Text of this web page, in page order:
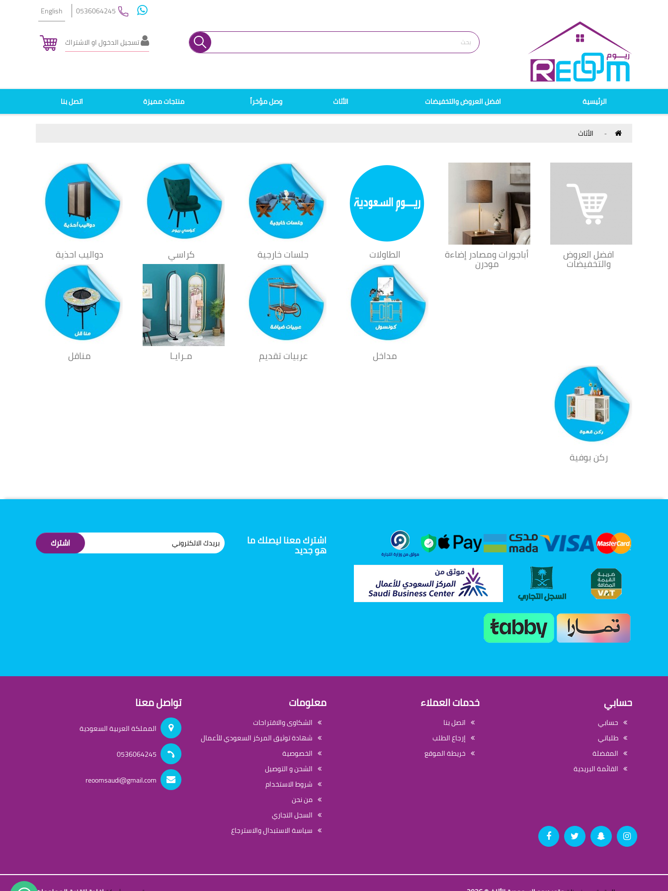
0536064245
English
الرئيسية افضل العروض والتخفيضات الأثاث وصل مؤخراً منتجات مميزة اتصل بنا
الأثاث
افضل العروض
والتخفيضات
أباجورات ومصادر إضاءة
مودرن
الطاولات جلسات خارجية كراسي دواليب احذية
مداخل عربيات تقديم مـرايـا مناقل
ركن بوفية
اشترك معنا ليصلك ما
هو جديد اشترك
حسابي
حسابي
طلباتي
المفضلة
القائمة البريدية
خدمات العملاء
اتصل بنا
إرجاع الطلب
خريطة الموقع
معلومات
الشكاوى والاقتراحات
شهادة توثيق المركز السعودي للأعمال
الخصوصية
الشحن و التوصيل
شروط الاستخدام
من نحن
السجل التجاري
سياسة الاستبدال والاسترجاع
تواصل معنا
المملكة العربية السعودية
0536064245
reoomsaudi@gmail.com